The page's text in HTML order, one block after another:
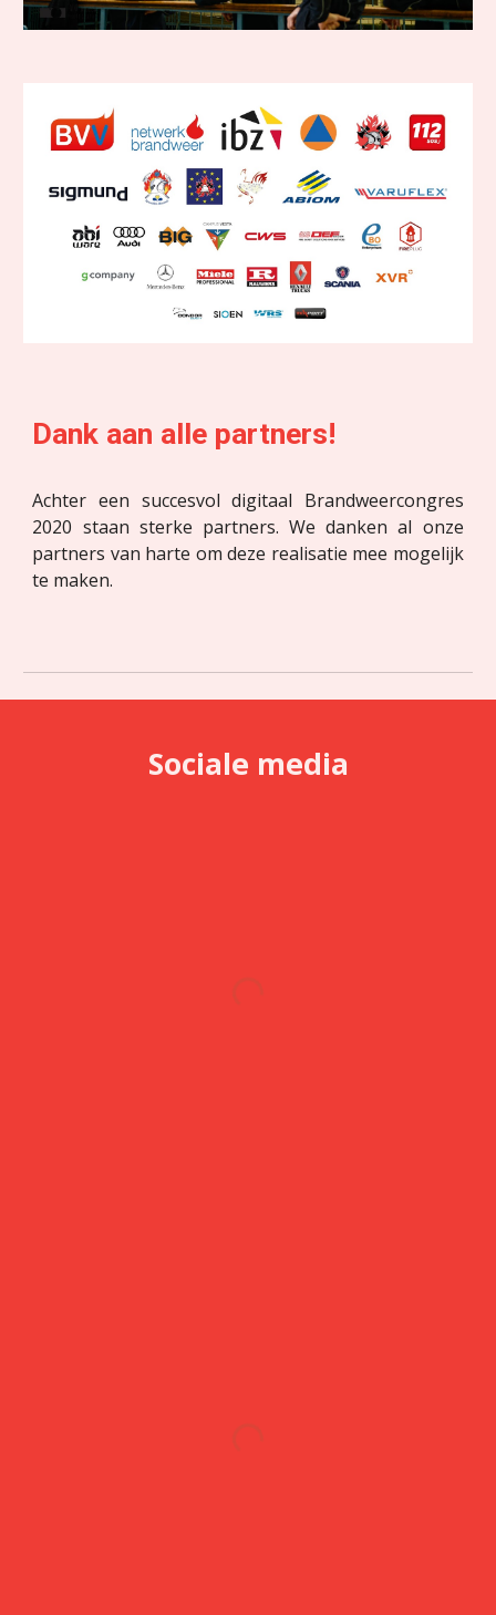
Dank aan alle partners!
Achter een succesvol digitaal Brandweercongres
2020 staan sterke partners. We danken al onze
partners van harte om deze realisatie mee mogelijk
te maken.
Sociale media